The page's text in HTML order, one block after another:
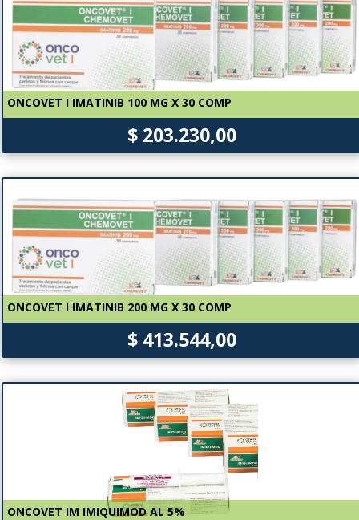
ONCOVET I IMATINIB 100 MG X 30 COMP
$ 203.230,00
ONCOVET I IMATINIB 200 MG X 30 COMP
$ 413.544,00
ONCOVET IM IMIQUIMOD AL 5%